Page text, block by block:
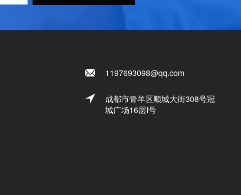
1197693098@qq.com
成都市青羊区顺城大街308号冠
城广场16层I号